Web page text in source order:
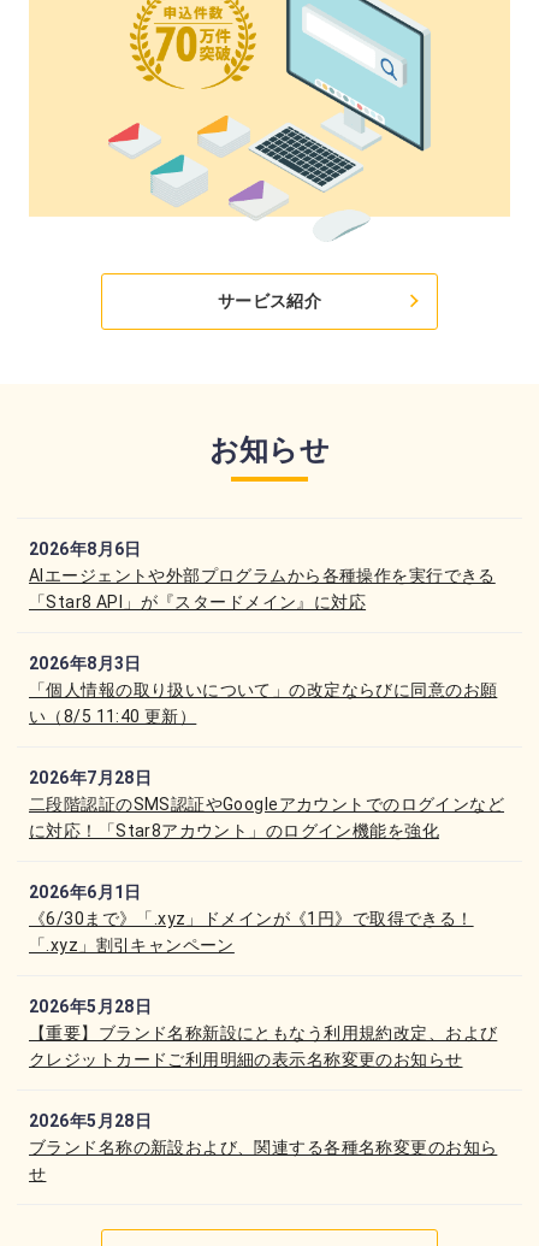
サービス紹介
お知らせ
2026年8月6日
AIエージェントや外部プログラムから各種操作を実行できる
「Star8 API」が『スタードメイン』に対応
2026年8月3日
「個人情報の取り扱いについて」の改定ならびに同意のお願
い（8/5 11:40 更新）
2026年7月28日
二段階認証のSMS認証やGoogleアカウントでのログインなど
に対応！「Star8アカウント」のログイン機能を強化
2026年6月1日
《6/30まで》「.xyz」ドメインが《1円》で取得できる！
「.xyz」割引キャンペーン
2026年5月28日
【重要】ブランド名称新設にともなう利用規約改定、および
クレジットカードご利用明細の表示名称変更のお知らせ
2026年5月28日
ブランド名称の新設および、関連する各種名称変更のお知ら
せ